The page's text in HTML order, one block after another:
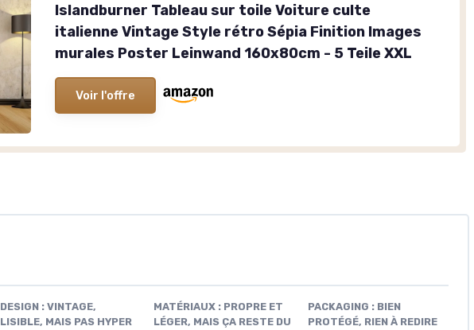
Islandburner Tableau sur toile Voiture culte
italienne Vintage Style rétro Sépia Finition Images
murales Poster Leinwand 160x80cm - 5 Teile XXL
Voir l'offre
DESIGN : VINTAGE,
LISIBLE, MAIS PAS HYPER
MATÉRIAUX : PROPRE ET
LÉGER, MAIS ÇA RESTE DU
PACKAGING : BIEN
PROTÉGÉ, RIEN À REDIRE